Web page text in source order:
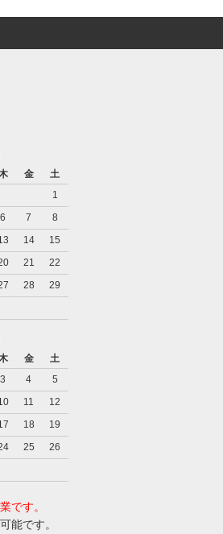
金
土
1
6 7
8
14
15
21
22
28
29
金
土
3 4
5
11
12
18
19
25
26
です。
能です。